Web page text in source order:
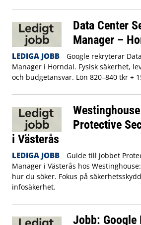
Data Center
Manager –
LEDIGA JOBB
Google rekryterar
Manager i Horndal. Fysisk säkerhet,
och budgetansvar. Lön 820–840 tkr +
Protective
i Västerås
LEDIGA JOBB
Guide till jobbet
Manager i Västerås hos
hur du söker. Fokus på
infosäkerhet.
Jobb: Google